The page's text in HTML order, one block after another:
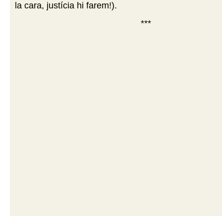
la cara, justícia hi farem!).
***